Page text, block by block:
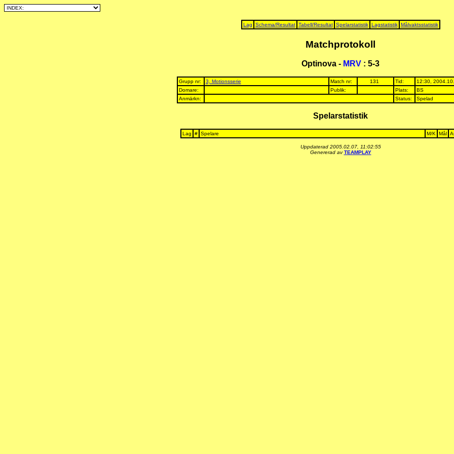
Lag Schema/Resultat Tabell/Resultat Spelarstatistik Lagstatistik Målvaktsstatistik
Matchprotokoll
Optinova - MRV : 5-3
Grupp nr: 3, Motionsserie Match nr: 131 Tid:
12:30,
Domare:
Publik: Plats:
BS
Anmärkn:
Status: Spelad
Spelarstatistik
Lag # Spelare M/K Mål
Uppdaterad 2005.02.07, 11:02:55
Genererad avTEAMPLAY